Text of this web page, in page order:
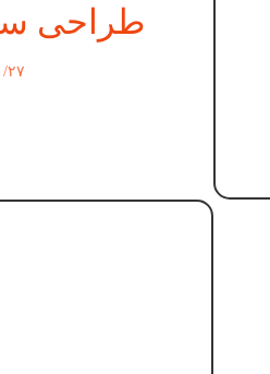
طراحی